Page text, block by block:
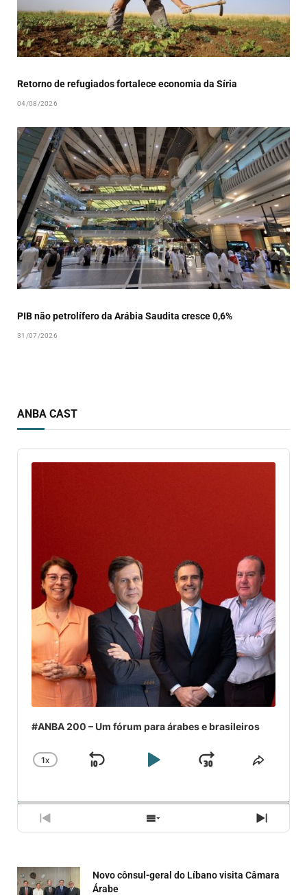
Retorno de refugiados fortalece economia da Síria
04/08/2026
PIB não petrolífero da Arábia Saudita cresce 0,6%
31/07/2026
ANBA CAST
Audio
Player
#ANBA 200 – Um fórum para árabes e brasileiros
CHANGE
1X
SKIP
PLAYJUMP
PREVIOUS
SHOW
NEXT
Novo cônsul-geral do Líbano visita Câmara
Árabe